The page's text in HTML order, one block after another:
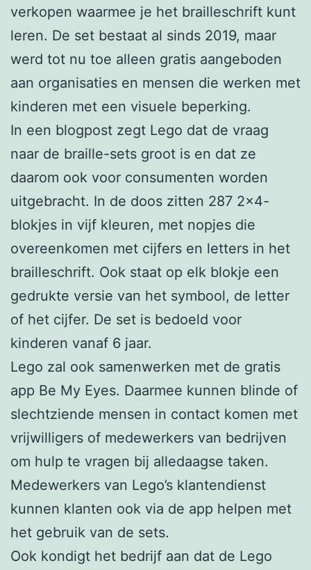
verkopen waarmee je het brailleschrift kunt
leren. De set bestaat al sinds 2019, maar
werd tot nu toe alleen gratis aangeboden
aan organisaties en mensen die werken met
kinderen met een visuele beperking.
In een blogpost zegt Lego dat de vraag
naar de braille-sets groot is en dat ze
daarom ook voor consumenten worden
uitgebracht. In de doos zitten 287 2×4-
blokjes in vijf kleuren, met nopjes die
overeenkomen met cijfers en letters in het
brailleschrift. Ook staat op elk blokje een
gedrukte versie van het symbool, de letter
of het cijfer. De set is bedoeld voor
kinderen vanaf 6 jaar.
Lego zal ook samenwerken met de gratis
app Be My Eyes. Daarmee kunnen blinde of
slechtziende mensen in contact komen met
vrijwilligers of medewerkers van bedrijven
om hulp te vragen bij alledaagse taken.
Medewerkers van Lego’s klantendienst
kunnen klanten ook via de app helpen met
het gebruik van de sets.
Ook kondigt het bedrijf aan dat de Lego